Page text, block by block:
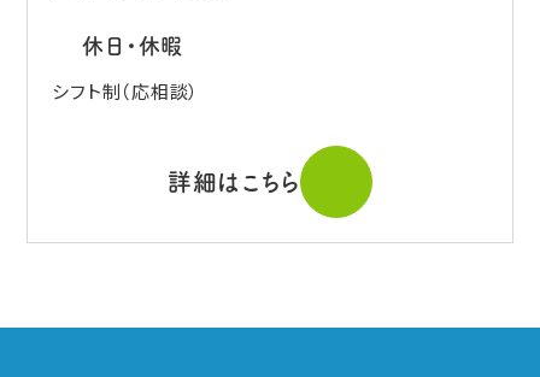
休日・休暇
シフト制（応相談）
詳細はこちら